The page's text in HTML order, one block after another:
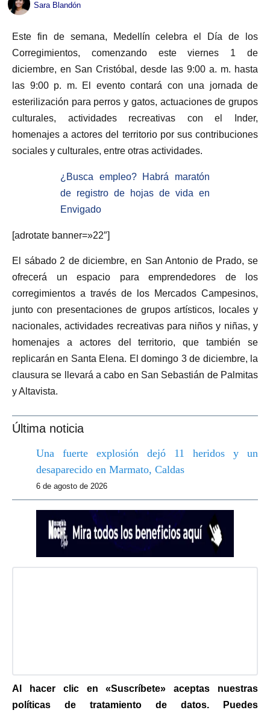
Sara Blandón
Este fin de semana, Medellín celebra el Día de los
Corregimientos, comenzando este viernes 1 de
diciembre, en San Cristóbal, desde las 9:00 a. m. hasta
las 9:00 p. m. El evento contará con una jornada de
esterilización para perros y gatos, actuaciones de grupos
culturales, actividades recreativas con el Inder,
homenajes a actores del territorio por sus contribuciones
sociales y culturales, entre otras actividades.
¿Busca empleo? Habrá maratón
de registro de hojas de vida en
Envigado
[adrotate banner=»22″]
El sábado 2 de diciembre, en San Antonio de Prado, se
ofrecerá un espacio para emprendedores de los
corregimientos a través de los Mercados Campesinos,
junto con presentaciones de grupos artísticos, locales y
nacionales, actividades recreativas para niños y niñas, y
homenajes a actores del territorio, que también se
replicarán en Santa Elena. El domingo 3 de diciembre, la
clausura se llevará a cabo en San Sebastián de Palmitas
y Altavista.
Última noticia
Una fuerte explosión dejó 11 heridos y un
desaparecido en Marmato, Caldas
6 de agosto de 2026
Al hacer clic en «Suscríbete» aceptas nuestras
políticas de tratamiento de datos. Puedes